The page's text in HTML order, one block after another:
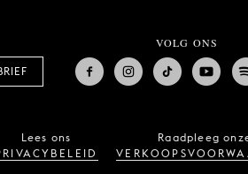
VOLG ONS
Lees ons
Raadpleeg